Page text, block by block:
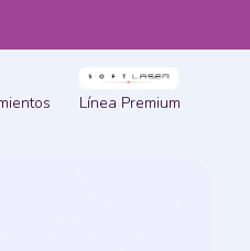
Línea Premium